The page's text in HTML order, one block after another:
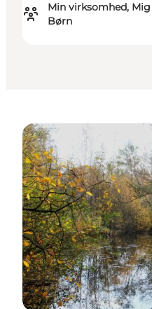
Min virksomhed,
Børn